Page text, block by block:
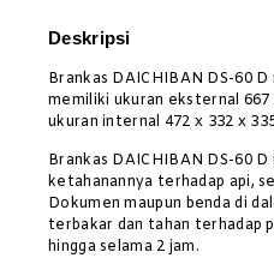
Deskripsi
Brankas DAICHIBAN DS-60
memiliki ukuran eksternal 667
ukuran internal 472 x 332 x
Brankas DAICHIBAN DS-60
ketahanannya terhadap api,
Dokumen maupun benda di
terbakar dan tahan terhadap
hingga selama 2 jam.